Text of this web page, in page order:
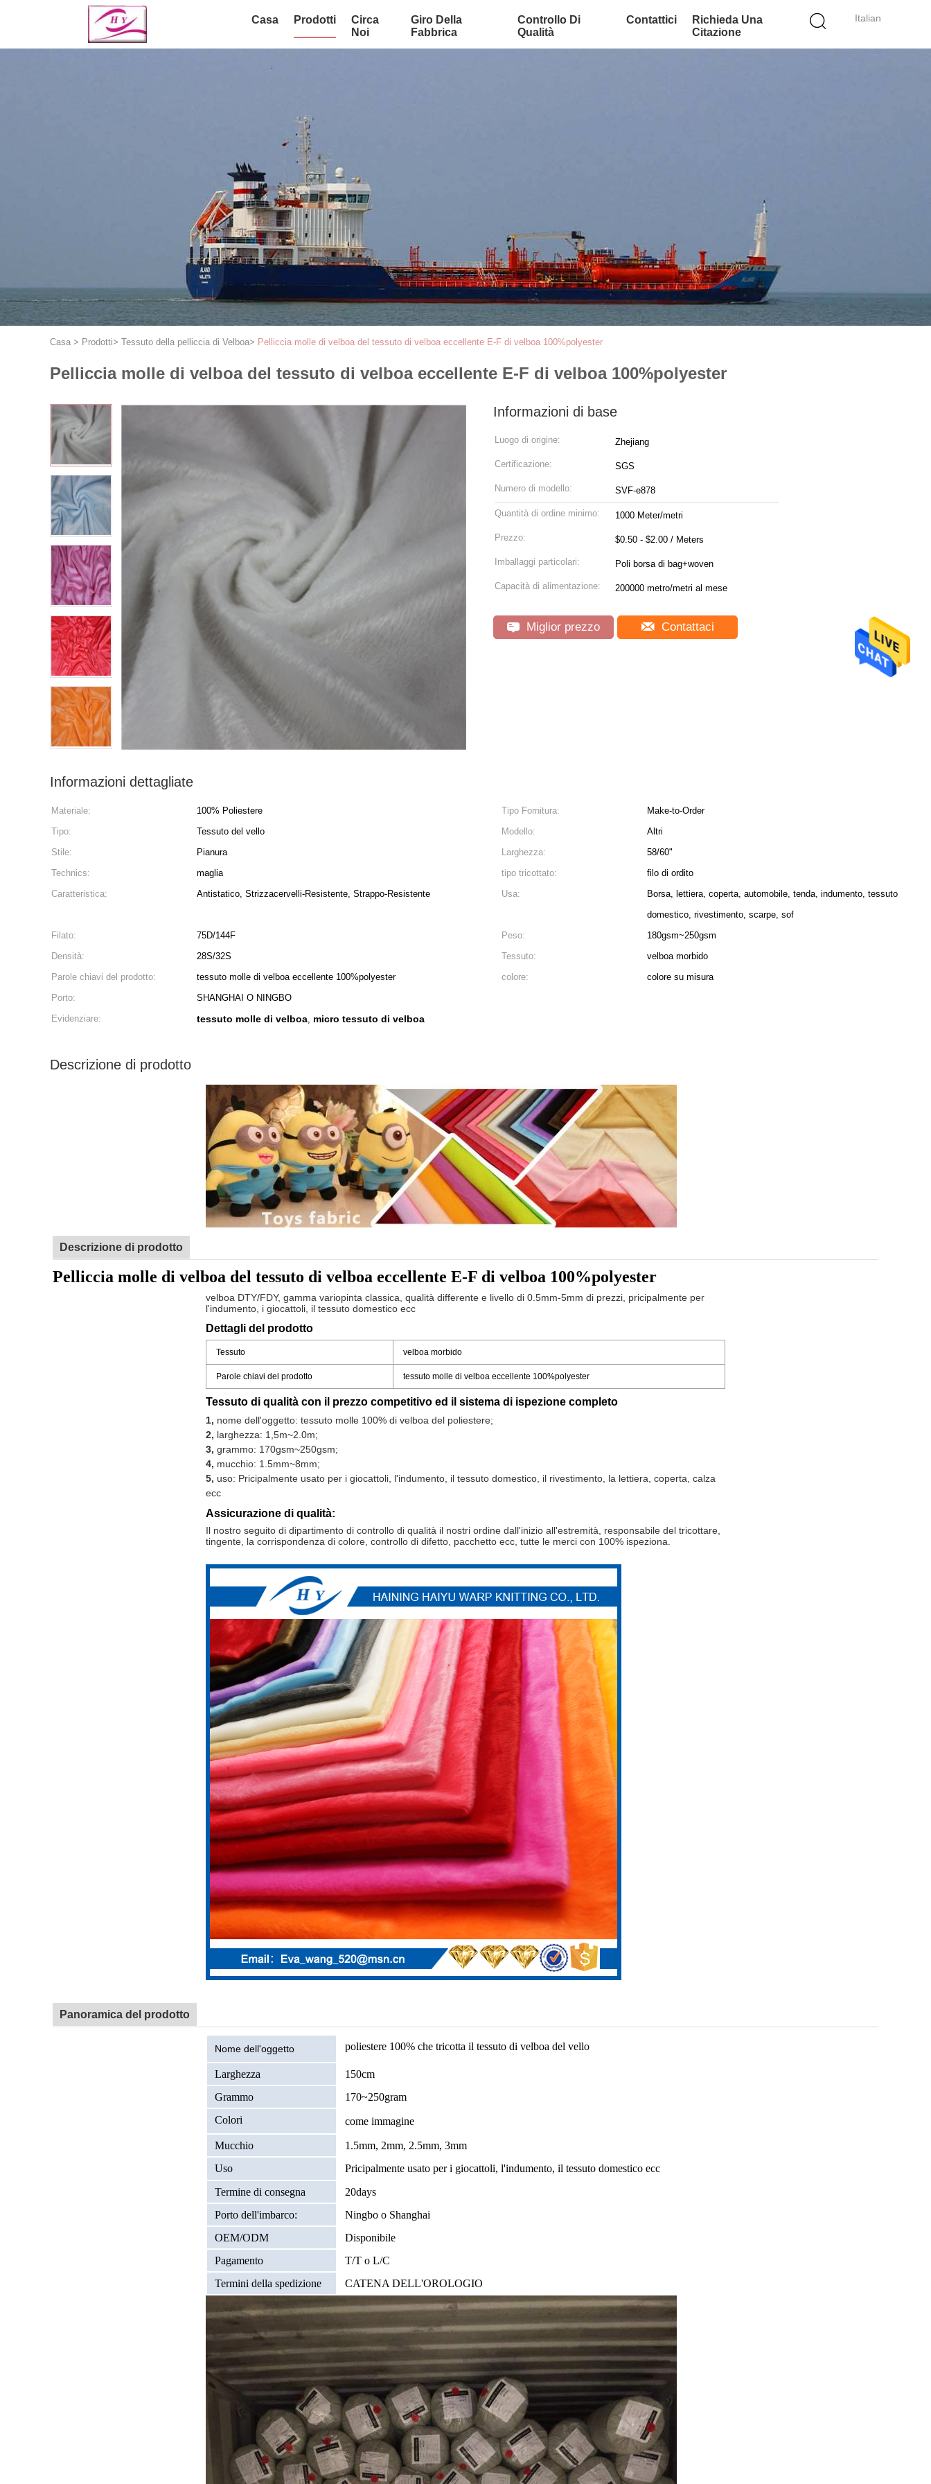
Invia
Italian
Casa Prodotti
Circa
Noi
Giro Della
Fabbrica
Controllo Di
Qualità
Contattici
Richieda Una
Citazione
Casa > Prodotti> Tessuto della pelliccia di Velboa> Pelliccia molle di velboa del tessuto di velboa eccellente E-F di velboa 100%polyester
Pelliccia molle di velboa del tessuto di velboa eccellente E-F di velboa 100%polyester
Informazioni di base
Luogo di origine: Zhejiang
Certificazione: SGS
Numero di modello: SVF-e878
Quantità di ordine minimo: 1000 Meter/metri
Prezzo: $0.50 - $2.00 / Meters
Imballaggi particolari: Poli borsa di bag+woven
Capacità di alimentazione: 200000 metro/metri al mese
Miglior prezzo Contattaci
Informazioni dettagliate
Materiale: 100% Poliestere Tipo Fornitura:
Make-to-Order
Tipo:
Tessuto del vello Modello:
Altri
Stile:
Pianura Larghezza:
58/60"
Technics:
maglia tipo tricottato:
filo di ordito
Caratteristica:
Antistatico, Strizzacervelli-Resistente, Strappo-Resistente Usa:
Borsa, lettiera, coperta, automobile, tenda, indumento, tessuto
domestico, rivestimento, scarpe, sof
Filato:
75D/144F Peso:
180gsm~250gsm
Densità:
28S/32S Tessuto:
velboa morbido
Parole chiavi del prodotto:
tessuto molle di velboa eccellente 100%polyester colore:
colore su misura
Porto:
SHANGHAI O NINGBO
Evidenziare:
tessuto molle di velboa, micro tessuto di velboa
Descrizione di prodotto
Descrizione di prodotto
Pelliccia molle di velboa del tessuto di velboa eccellente E-F di velboa 100%polyester
velboa DTY/FDY, gamma variopinta classica, qualità differente e livello di 0.5mm-5mm di prezzi, pricipalmente per
l'indumento, i giocattoli, il tessuto domestico ecc
Dettagli del prodotto
Tessuto velboa morbido
Parole chiavi del prodotto tessuto molle di velboa eccellente 100%polyester
Tessuto di qualità con il prezzo competitivo ed il sistema di ispezione completo
1, nome dell'oggetto: tessuto molle 100% di velboa del poliestere;
2, larghezza: 1,5m~2.0m;
3, grammo: 170gsm~250gsm;
4, mucchio: 1.5mm~8mm;
5, uso: Pricipalmente usato per i giocattoli, l'indumento, il tessuto domestico, il rivestimento, la lettiera, coperta, calza
ecc
Assicurazione di qualità:
Il nostro seguito di dipartimento di controllo di qualità il nostri ordine dall'inizio all'estremità, responsabile del tricottare,
tingente, la corrispondenza di colore, controllo di difetto, pacchetto ecc, tutte le merci con 100% ispeziona.
Panoramica del prodotto
Nome dell'oggetto poliestere 100% che tricotta il tessuto di velboa del vello
Larghezza
150cm
Grammo
170~250gram
Colori
come immagine
Mucchio
1.5mm, 2mm, 2.5mm, 3mm
Uso
Pricipalmente usato per i giocattoli, l'indumento, il tessuto domestico ecc
Termine di consegna
20days
Porto dell'imbarco:
Ningbo o Shanghai
OEM/ODM
Disponibile
Pagamento
T/T o L/C
Termini della spedizione
CATENA DELL'OROLOGIO